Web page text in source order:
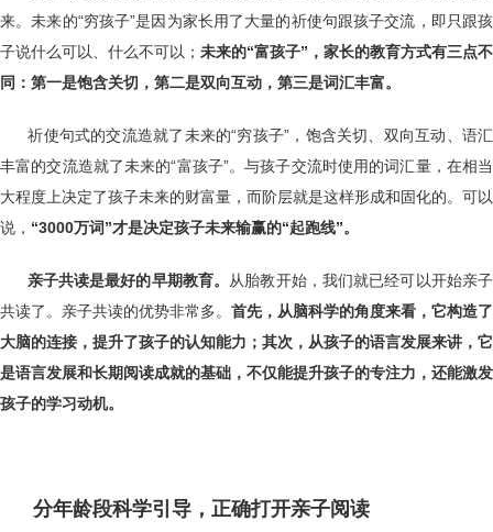
来。未来的“穷孩子”是因为家长用了大量的祈使句跟孩子交流，即只跟孩
子说什么可以、什么不可以； 未来的“富孩子”，家长的教育方式有三点不
同：第一是饱含关切，第二是双向互动，第三是词汇丰富。
祈使句式的交流造就了未来的“穷孩子”，饱含关切、双向互动、语汇
丰富的交流造就了未来的“富孩子”。与孩子交流时使用的词汇量，在相当
大程度上决定了孩子未来的财富量，而阶层就是这样形成和固化的。可以
说， “3000万词”才是决定孩子未来输赢的“起跑线”。
亲子共读是最好的早期教育。
从胎教开始，我们就已经可以开始亲子
共读了。亲子共读的优势非常多。 首先，从脑科学的角度来看，它构造了
大脑的连接，提升了孩子的认知能力；其次，从孩子的语言发展来讲，它
是语言发展和长期阅读成就的基础，不仅能提升孩子的专注力，还能激发
孩子的学习动机。
分年龄段科学引导，正确打开亲子阅读